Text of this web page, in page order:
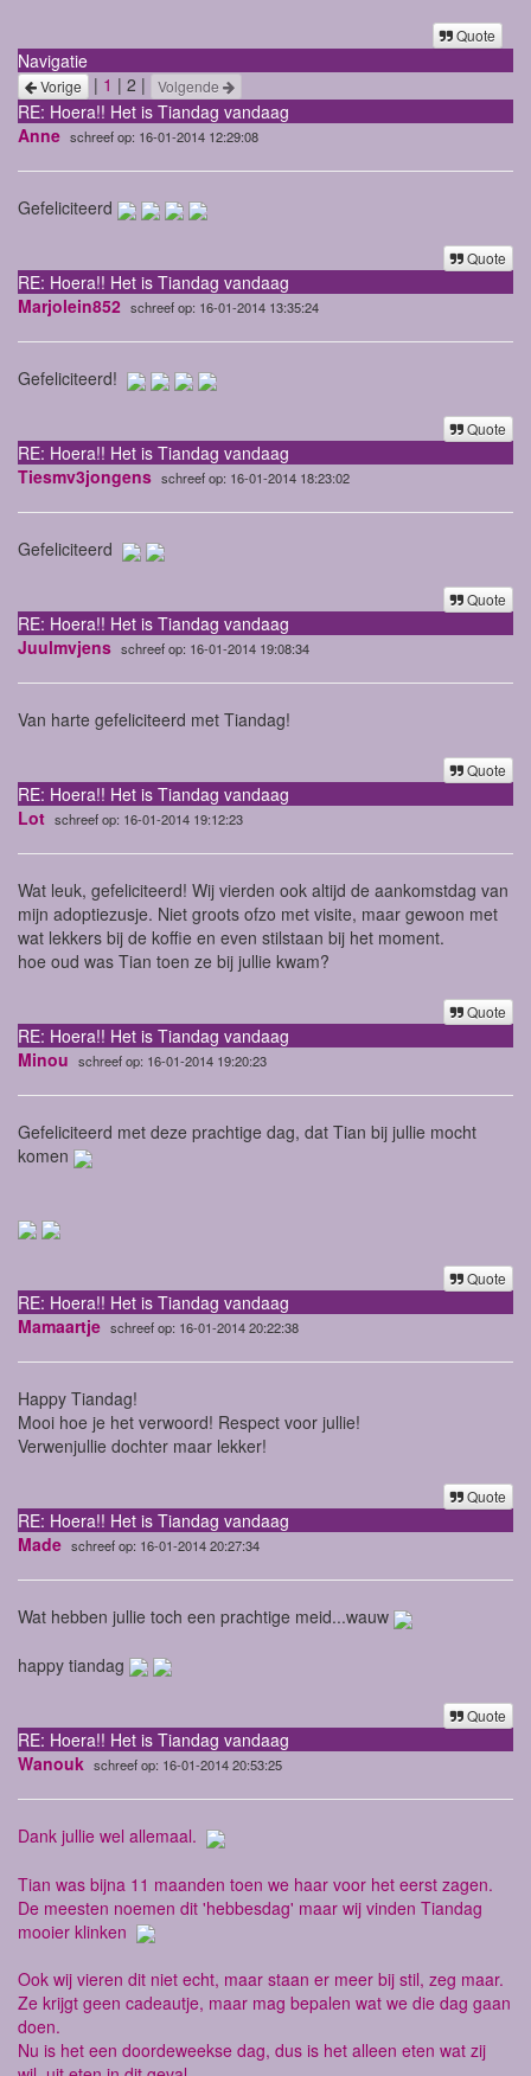
Quote
Navigatie
Vorige | 1 | 2 | Volgende
RE: Hoera!! Het is Tiandag vandaag
Anne schreef op: 16-01-2014 12:29:08
Gefeliciteerd
Quote
RE: Hoera!! Het is Tiandag vandaag
Marjolein852 schreef op: 16-01-2014 13:35:24
Gefeliciteerd!
Quote
RE: Hoera!! Het is Tiandag vandaag
Tiesmv3jongens schreef op: 16-01-2014 18:23:02
Gefeliciteerd
Quote
RE: Hoera!! Het is Tiandag vandaag
Juulmvjens schreef op: 16-01-2014 19:08:34
Van harte gefeliciteerd met Tiandag!
Quote
RE: Hoera!! Het is Tiandag vandaag
Lot schreef op: 16-01-2014 19:12:23
Wat leuk, gefeliciteerd! Wij vierden ook altijd de aankomstdag van
mijn adoptiezusje. Niet groots ofzo met visite, maar gewoon met
wat lekkers bij de koffie en even stilstaan bij het moment.
hoe oud was Tian toen ze bij jullie kwam?
Quote
RE: Hoera!! Het is Tiandag vandaag
Minou schreef op: 16-01-2014 19:20:23
Gefeliciteerd met deze prachtige dag, dat Tian bij jullie mocht
komen
Quote
RE: Hoera!! Het is Tiandag vandaag
Mamaartje schreef op: 16-01-2014 20:22:38
Happy Tiandag!
Mooi hoe je het verwoord! Respect voor jullie!
Verwenjullie dochter maar lekker!
Quote
RE: Hoera!! Het is Tiandag vandaag
Made schreef op: 16-01-2014 20:27:34
Wat hebben jullie toch een prachtige meid...wauw
happy tiandag
Quote
RE: Hoera!! Het is Tiandag vandaag
Wanouk schreef op: 16-01-2014 20:53:25
Dank jullie wel allemaal.
Tian was bijna 11 maanden toen we haar voor het eerst zagen.
De meesten noemen dit 'hebbesdag' maar wij vinden Tiandag
mooier klinken
Ook wij vieren dit niet echt, maar staan er meer bij stil, zeg maar.
Ze krijgt geen cadeautje, maar mag bepalen wat we die dag gaan
doen.
Nu is het een doordeweekse dag, dus is het alleen eten wat zij